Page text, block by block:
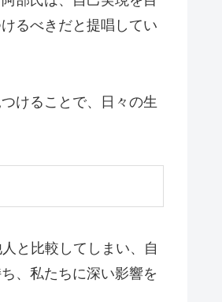
るべきだと提唱してい
けることで、日々の生
と比較してしまい、自
、私たちに深い影響を